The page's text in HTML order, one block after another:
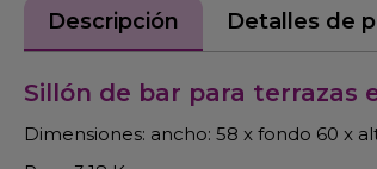
Descripción Detalles de
Sillón de bar para terrazas
Dimensiones: ancho: 58 x fondo 60 x